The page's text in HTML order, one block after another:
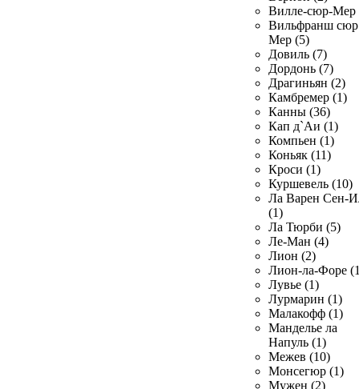
Вилле-сюр-Мер
Вильфранш сюр
Мер (5)
Довиль (7)
Дордонь (7)
Драгиньян (2)
Камбремер (1)
Канны (36)
Кап д`Аи (1)
Компьен (1)
Коньяк (11)
Кроси (1)
Куршевель (10)
Ла Варен Сен-
(1)
Ла Тюрби (5)
Ле-Ман (4)
Лион (2)
Лион-ла-Форе
Лувье (1)
Лурмарин (1)
Малакофф (1)
Манделье ла
Напуль (1)
Межев (10)
Монсегюр (1)
Мужен (2)